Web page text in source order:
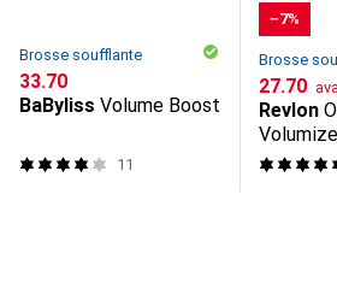
Brosse soufflante
CHF
33.70
BaByliss Volume Boost
11
−7%
Brosse
CHF
27.70
Revlon